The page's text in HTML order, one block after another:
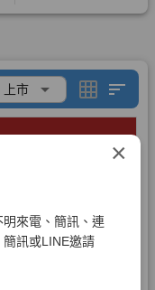
×
來電、簡訊、連
訊或LINE邀請